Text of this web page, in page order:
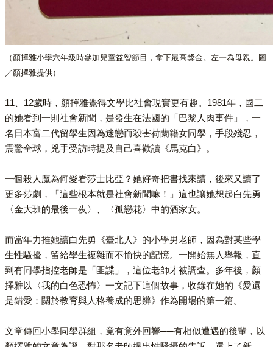
（顏擇雅小學六年級時參加兒童益智節目，拿下最高獎金。左一為母親。圖
／顏擇雅提供）
11、12歲時，顏擇雅覺得文學比社會現實更有趣。1981年，國二
的她看到一則社會新聞，是發生在法國的「巴黎人肉事件」，一
名日本富二代留學生因為迷戀而殺害荷蘭籍女同學，手段殘忍，
震驚全球，兇手受訪時提及自己喜歡讀《馬克白》。
一個殺人魔為何愛看莎士比亞？她好奇把書找來讀，後來又讀了
更多莎劇，「這些根本就是社會新聞嘛！」這也讓她想起白先勇
〈金大班的最後一夜〉、〈孤戀花〉中的酒家女。
而當年力推她讀白先勇《臺北人》的小學男老師，因為對某些學
生性騷擾，留給學生複雜而不愉快的記憶。一開始無人舉報，直
到有同學指控老師是「匪諜」，這位老師才被調查。多年後，顏
擇雅以〈我的白色恐怖〉一文記下這個故事，收錄在她的《愛還
是錯愛：關於教育與人格養成的思辨》作為開場的第一篇。
文章傳回小學同學群組，竟有意外回響──有相似遭遇的後輩，以